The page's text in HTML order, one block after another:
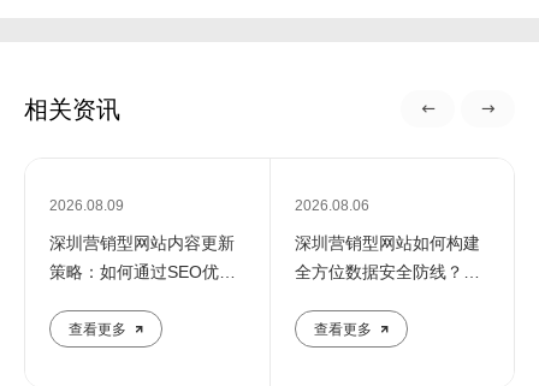
相关资讯
2026.08.09
深圳营销型网站内容更新
策略：如何通过SEO优化
查看更多
2026.08.06
深圳营销型网站如何构建
全方位数据安全防线？专
查看更多